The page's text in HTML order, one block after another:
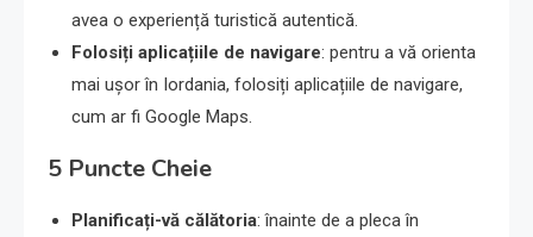
avea o experiență turistică autentică.
Folosiți aplicațiile de navigare: pentru a vă orienta
mai ușor în Iordania, folosiți aplicațiile de navigare,
cum ar fi Google Maps.
5 Puncte Cheie
Planificați-vă călătoria: înainte de a pleca în